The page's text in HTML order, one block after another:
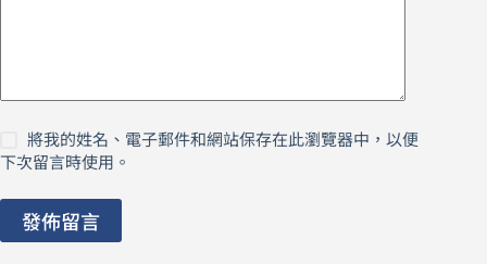
將我的姓名、電子郵件和網站保存在此瀏覽器中，以便
下次留言時使用。
發佈留言